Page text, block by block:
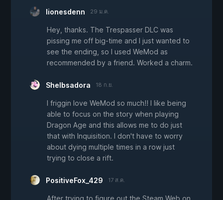
lionesdenn 29 ม.ค.
Hey, thanks. The Trespasser DLC was
pissing me off big-time and I just wanted to
see the ending, so I used WeMod as
recommended by a friend. Worked a charm.
Shelbsadora 18 ก.ย.
I friggin love WeMod so much!! I like being
able to focus on the story when playing
Dragon Age and this allows me to do just
that with Inquisition. I don't have to worry
about dying multiple times in a row just
trying to close a rift.
PositiveFox_429 17 ส.ค.